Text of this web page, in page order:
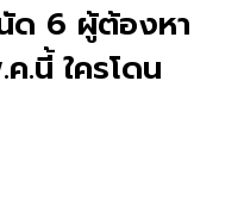
ด 6 ผู้ต้องหา
นี้ ใครโดน